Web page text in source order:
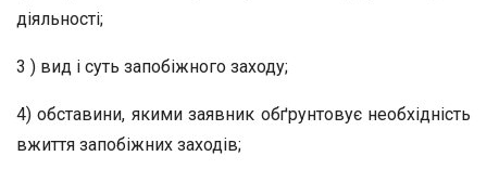
діяльності;
3 ) вид і суть запобіжного заходу;
4) обставини, якими заявник обґрунтовує необхідність
вжиття запобіжних заходів;